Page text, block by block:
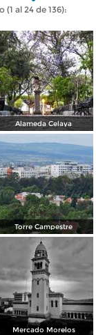
al 24 de 136):
Alameda Celaya
Torre Campestre
Mercado Morelos